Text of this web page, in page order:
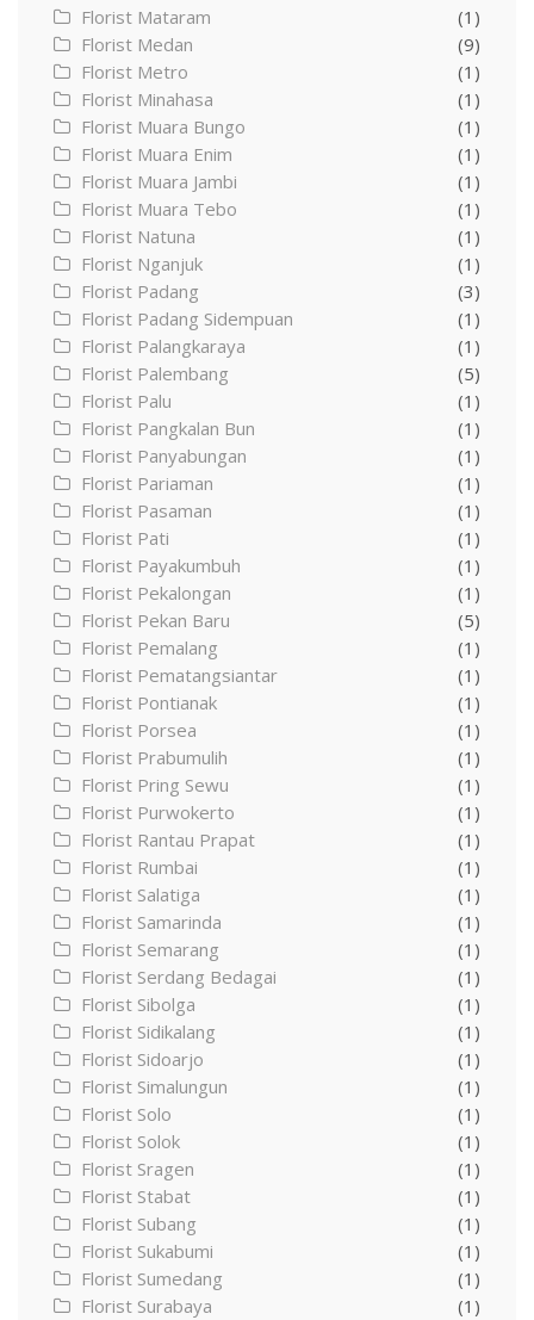
Florist Mataram
(1)
Florist Medan
(9)
Florist Metro
(1)
Florist Minahasa
(1)
Florist Muara Bungo
(1)
Florist Muara Enim
(1)
Florist Muara Jambi
(1)
Florist Muara Tebo
(1)
Florist Natuna
(1)
Florist Nganjuk
(1)
Florist Padang
(3)
Florist Padang Sidempuan
(1)
Florist Palangkaraya
(1)
Florist Palembang
(5)
Florist Palu
(1)
Florist Pangkalan Bun
(1)
Florist Panyabungan
(1)
Florist Pariaman
(1)
Florist Pasaman
(1)
Florist Pati
(1)
Florist Payakumbuh
(1)
Florist Pekalongan
(1)
Florist Pekan Baru
(5)
Florist Pemalang
(1)
Florist Pematangsiantar
(1)
Florist Pontianak
(1)
Florist Porsea
(1)
Florist Prabumulih
(1)
Florist Pring Sewu
(1)
Florist Purwokerto
(1)
Florist Rantau Prapat
(1)
Florist Rumbai
(1)
Florist Salatiga
(1)
Florist Samarinda
(1)
Florist Semarang
(1)
Florist Serdang Bedagai
(1)
Florist Sibolga
(1)
Florist Sidikalang
(1)
Florist Sidoarjo
(1)
Florist Simalungun
(1)
Florist Solo
(1)
Florist Solok
(1)
Florist Sragen
(1)
Florist Stabat
(1)
Florist Subang
(1)
Florist Sukabumi
(1)
Florist Sumedang
(1)
Florist Surabaya
(1)